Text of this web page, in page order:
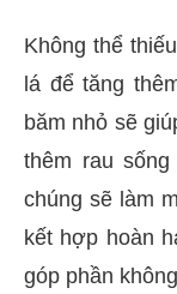
Không thể
lá để tăng
băm nhỏ sẽ
thêm rau
chúng sẽ làm
kết hợp hoàn
góp phần